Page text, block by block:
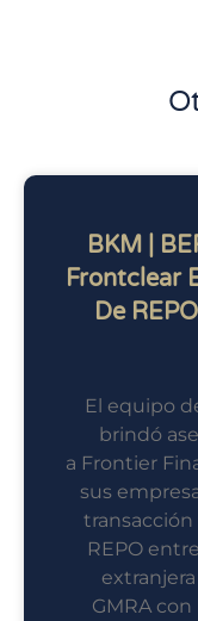
BKM |
Frontclear
De
El equipo
brindó
a Frontier
sus
REPO
GMRA